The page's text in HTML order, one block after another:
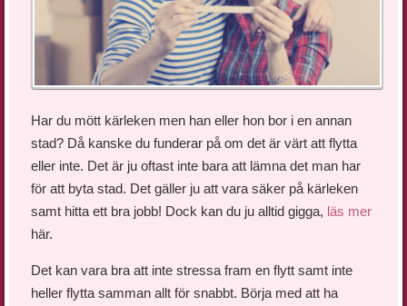
Har du mött kärleken men han eller hon bor i en annan
stad? Då kanske du funderar på om det är värt att flytta
eller inte. Det är ju oftast inte bara att lämna det man har
för att byta stad. Det gäller ju att vara säker på kärleken
samt hitta ett bra jobb! Dock kan du ju alltid gigga, läs mer
här.
Det kan vara bra att inte stressa fram en flytt samt inte
heller flytta samman allt för snabbt. Börja med att ha